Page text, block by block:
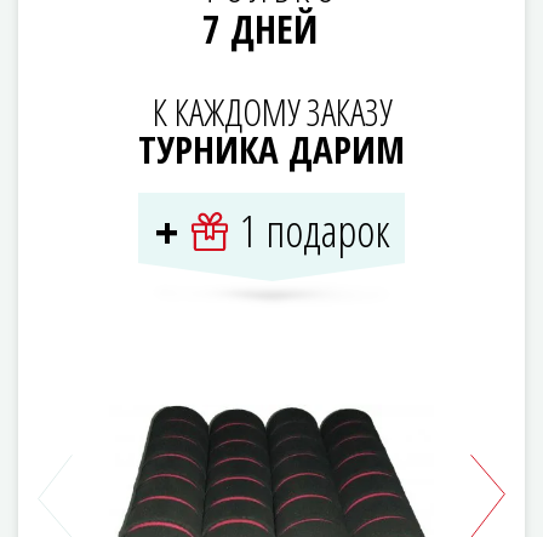
7 ДНЕЙ
К КАЖДОМУ ЗАКАЗУ
ТУРНИКА ДАРИМ
+ 1 подарок